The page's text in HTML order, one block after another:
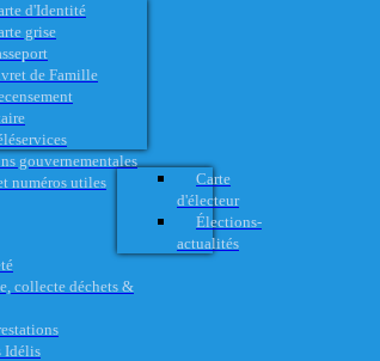
d'Identité
grise
de Famille
gouvernementales
numéros utiles
Carte
d'électeur
Élections-
actualités
collecte déchets &
Idélis